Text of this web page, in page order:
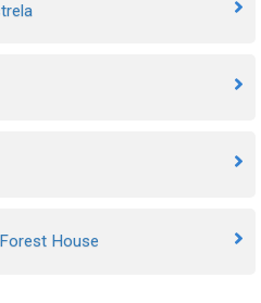
House